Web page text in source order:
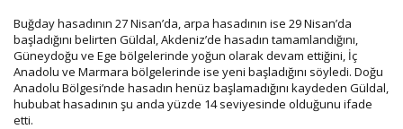
Buğday hasadının 27 Nisan’da, arpa hasadının ise 29 Nisan’da
başladığını belirten Güldal, Akdeniz’de hasadın tamamlandığını,
Güneydoğu ve Ege bölgelerinde yoğun olarak devam ettiğini, İç
Anadolu ve Marmara bölgelerinde ise yeni başladığını söyledi. Doğu
Anadolu Bölgesi’nde hasadın henüz başlamadığını kaydeden Güldal,
hububat hasadının şu anda yüzde 14 seviyesinde olduğunu ifade
etti.